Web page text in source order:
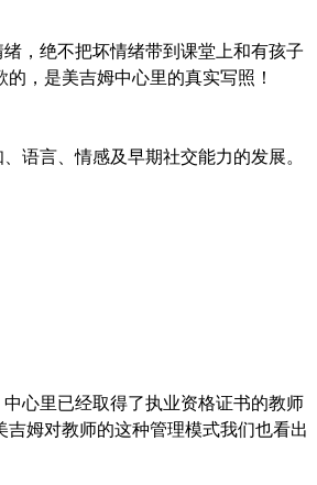
，绝不把坏情绪带到课堂上和有孩子
，是美吉姆中心里的真实写照！
语言、情感及早期社交能力的发展。
心里已经取得了执业资格证书的教师
姆对教师的这种管理模式我们也看出